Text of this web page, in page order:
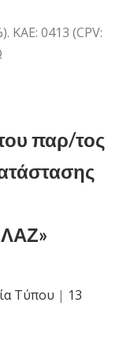
ΚΑΕ: 0413 (CPV:
παρ/τος
Τύπου | 13